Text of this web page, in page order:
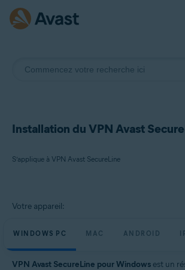
Installation du VPN Avast
S’applique à VPN Avast SecureLine
Produits:
Windows, macOS, Android, iOS
Votre appareil:
WINDOWS PC MAC ANDROID
VPN Avast SecureLine pour Windows est un